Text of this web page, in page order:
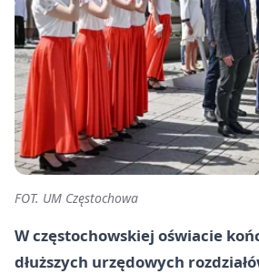
FOT. UM Częstochowa
W częstochowskiej oświacie
dłuższych urzędowych